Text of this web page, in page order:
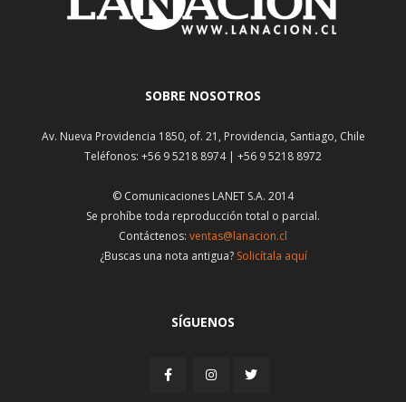
SOBRE NOSOTROS
Av. Nueva Providencia 1850, of. 21, Providencia, Santiago, Chile
Teléfonos: +56 9 5218 8974 | +56 9 5218 8972
© Comunicaciones LANET S.A. 2014
Se prohíbe toda reproducción total o parcial.
Contáctenos: ventas@lanacion.cl
¿Buscas una nota antigua? Solicítala aquí
SÍGUENOS